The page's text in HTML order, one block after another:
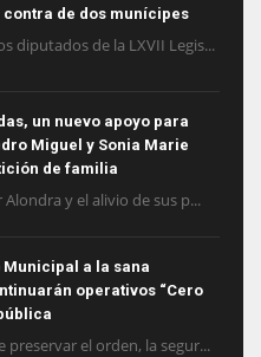
de dos munícipes
diputados de la LXVII Legis...
un nuevo apoyo para
Miguel y Sonia Marie
de familia
Alondra y el alivio de sus p...
a la sana
operativos “Cero
preservar el orden, la segur...